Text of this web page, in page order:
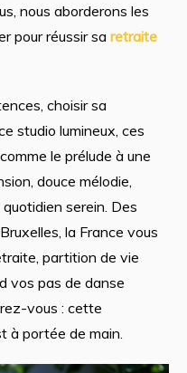
nous aborderons les
pour réussir sa retraite
choisir sa
studio lumineux, ces
le prélude à une
douce mélodie,
quotidien serein. Des
la France vous
partition de vie
vos pas de danse
vous : cette
à portée de main.